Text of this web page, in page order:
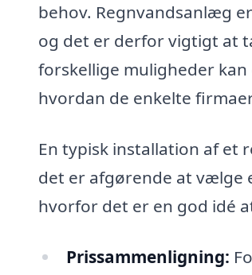
behov. Regnvandsanlæg
og det er derfor vigtigt at
forskellige muligheder
hvordan de enkelte
En typisk installation af et
det er afgørende at vælge
hvorfor det er en god idé
Prissammenligning: